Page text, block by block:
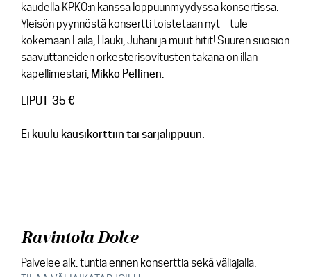
kaudella KPKO:n kanssa loppuunmyydyssä konsertissa.
Yleisön pyynnöstä konsertti toistetaan nyt – tule
kokemaan Laila, Hauki, Juhani ja muut hitit! Suuren suosion
saavuttaneiden orkesterisovitusten takana on illan
kapellimestari, Mikko Pellinen.
LIPUT 35 €
Ei kuulu kausikorttiin tai sarjalippuun.
---
Ravintola Dolce
Palvelee alk. tuntia ennen konserttia sekä väliajalla.